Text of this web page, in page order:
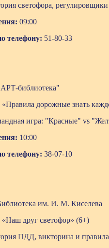
светофора,
09:00
телефону: 51-80-33
библиотека"
«Правила дорожные знать
игра: "Красные" vs
10:00
телефону: 38-07-10
им. И. М. Киселева
«Наш друг светофор» (6+)
ПДД, викторина и